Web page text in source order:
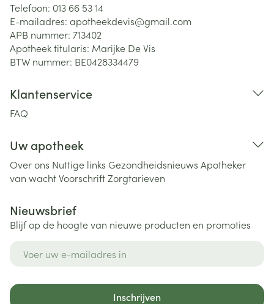
Telefoon: 013 66 53 14
E-mailadres: apotheekdevis@gmail.com
APB nummer: 713402
Apotheek titularis: Marijke De Vis
BTW nummer: BE0428334479
Klantenservice
FAQ
Uw apotheek
Over ons Nuttige links Gezondheidsnieuws Apotheker
van wachtVoorschriftZorgtarieven
Nieuwsbrief
Blijf op de hoogte van nieuwe producten en promoties
Inschrijven